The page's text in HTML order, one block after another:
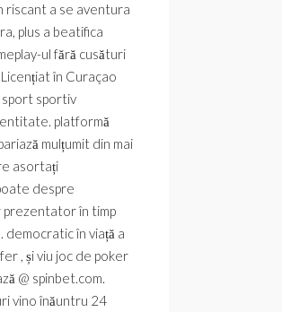
riscant a se aventura
plus a beatifica
ul fără cusături
în Curaçao
sport sportiv
platformă
mulțumit din mai
asortați
despre
prezentator în timp
în viață a
, și viu joc de poker
@ spinbet.com.
vino înăuntru 24